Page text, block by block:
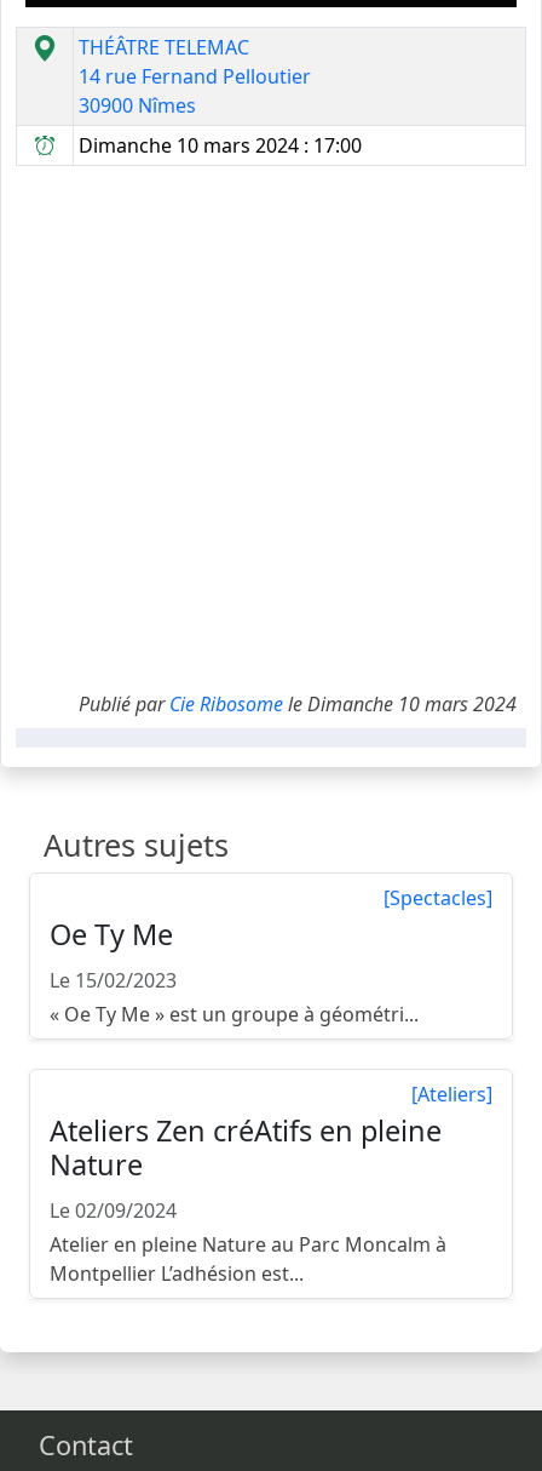
THÉÂTRE TELEMAC
14 rue Fernand Pelloutier
30900 Nîmes
Dimanche 10 mars 2024 : 17:00
Publié parCie Ribosomele Dimanche 10 mars 2024
Autres sujets
[Spectacles]
Oe Ty Me
Le 15/02/2023
« Oe Ty Me » est un groupe à géométri...
[Ateliers]
Ateliers Zen créAtifs en pleine
Nature
Le 02/09/2024
Atelier en pleine Nature au Parc Moncalm à
Montpellier L’adhésion est...
Contact